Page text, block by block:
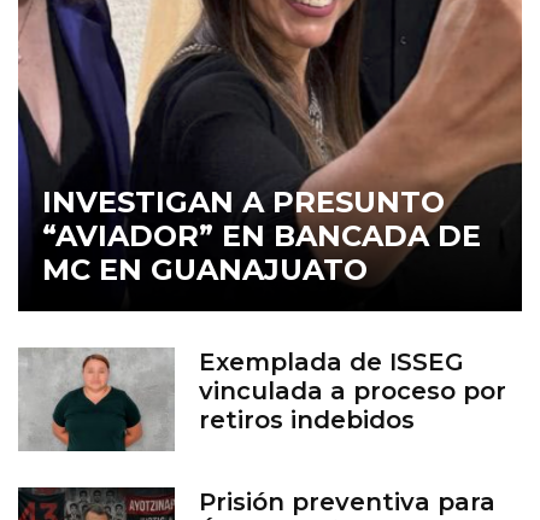
INVESTIGAN A PRESUNTO
“AVIADOR” EN BANCADA DE
MC EN GUANAJUATO
Exemplada de ISSEG
vinculada a proceso por
retiros indebidos
Prisión preventiva para